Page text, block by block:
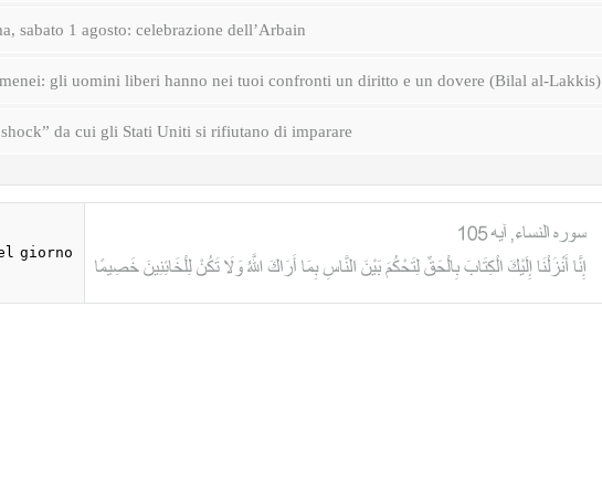
sabato 1 agosto: celebrazione dell’Arbain
gli uomini liberi hanno nei tuoi confronti un diritto e un dovere (Bilal al-Lakkis)
da cui gli Stati Uniti si rifiutano di imparare
giorno